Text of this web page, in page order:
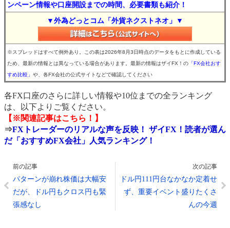
ンペーン情報や口座開設までの時間、必要書類も紹介！
▼外為どっとコム「外貨ネクストネオ」▼
※スプレッドはすべて例外あり。この表は2026年8月3日時点のデータをもとに作成している
ため、最新の情報とは異なっている場合があります。最新の情報はザイFX！の 「FX会社おす
すめ比較」 や、各FX会社の公式サイトなどで確認してください
各FX口座のさらに詳しい情報や10位までの全ランキング
は、以下よりご覧ください。
【※関連記事はこちら！】
⇒FXトレーダーのリアルな声を反映！ ザイFX！読者が選ん
だ「おすすめFX会社」人気ランキング！
前の記事
パターンが崩れ株価は大幅安
だが、ドル円もクロス円も緊
張感なし
次の記事
ドル円111円台なかなか定着せ
ず、重要イベント盛りたくさ
んの今週